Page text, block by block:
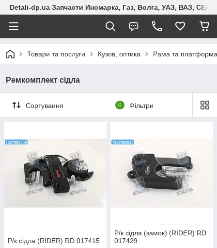
Detali-dp.ua Запчасти Иномарка, Газ, Волга, УАЗ, ВАЗ,
Товари та послуги Кузов, оптика Рама та платформа
Ремкомплект сідла
Сортування 0 Фільтри
Р/к сідла (RIDER) RD 017415
Р/к сідла (замок) (RIDER) RD
017429